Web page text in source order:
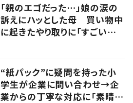
「親のエゴだった…」娘の涙の
訴えにハッとした母 買い物中
に起きたやり取りに「すごい分
“紙パック”に疑問を持った小
学生が企業に問い合わせ→企
業からの丁寧な対応に「素晴ら